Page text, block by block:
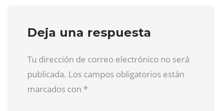
Deja una respuesta
Tu dirección de correo electrónico no será
publicada. Los campos obligatorios están
marcados con *